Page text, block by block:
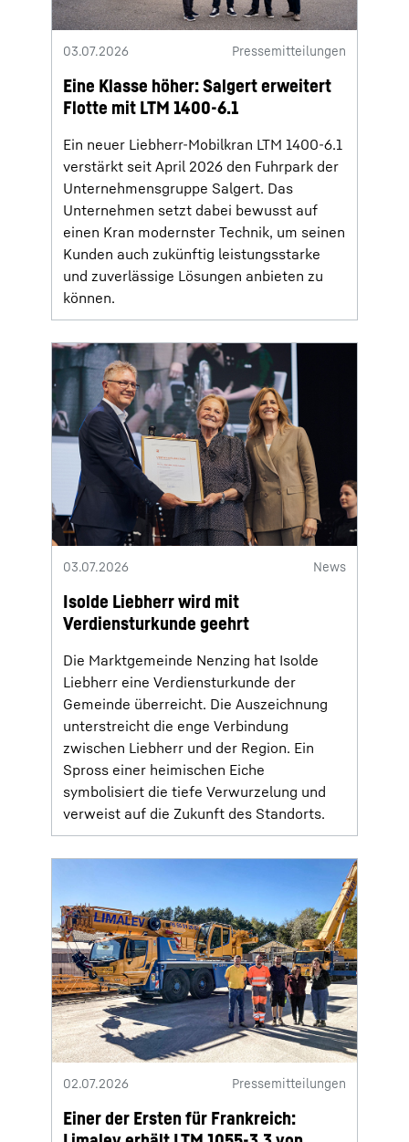
03.07.2026 Pressemitteilungen
Eine Klasse höher: Salgert erweitert
Flotte mit LTM 1400-6.1
Ein neuer Liebherr-Mobilkran LTM 1400-6.1
verstärkt seit April 2026 den Fuhrpark der
Unternehmensgruppe Salgert. Das
Unternehmen setzt dabei bewusst auf
einen Kran modernster Technik, um seinen
Kunden auch zukünftig leistungsstarke
und zuverlässige Lösungen anbieten zu
können.
03.07.2026 News
Isolde Liebherr wird mit
Verdiensturkunde geehrt
Die Marktgemeinde Nenzing hat Isolde
Liebherr eine Verdiensturkunde der
Gemeinde überreicht. Die Auszeichnung
unterstreicht die enge Verbindung
zwischen Liebherr und der Region. Ein
Spross einer heimischen Eiche
symbolisiert die tiefe Verwurzelung und
verweist auf die Zukunft des Standorts.
02.07.2026 Pressemitteilungen
Einer der Ersten für Frankreich: